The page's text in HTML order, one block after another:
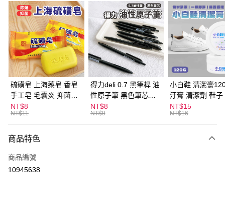
超商取貨付款
LINE Pay
Apple Pay
街口支付
悠遊付
ATM付款
全家取貨付款
每筆NT$60，滿NT$599(含以上)免運費
付款後全家取貨
硫磺皂 上海藥皂 香皂
手工皂 毛囊炎 抑菌除
蟎 清潔護膚 去油去痘
寵物皮膚病 狗狗貓咪
NT$8
NT$11
得力deli 0.7 黑筆桿 油
性原子筆 黑色筆芯
S304
NT$8
NT$9
小白鞋 清潔膏
汙膏 清潔劑 鞋子
漬 白皮鞋 鞋油
NT$15
NT$16
商品特色
商品編號
10945638